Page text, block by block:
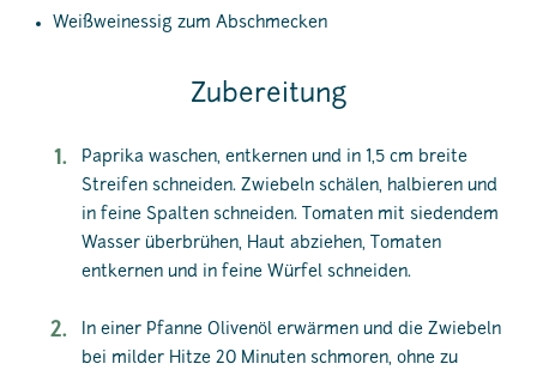
Weißweinessig zum Abschmecken
Zubereitung
Paprika waschen, entkernen und in 1,5 cm breite
Streifen schneiden. Zwiebeln schälen, halbieren und
in feine Spalten schneiden. Tomaten mit siedendem
Wasser überbrühen, Haut abziehen, Tomaten
entkernen und in feine Würfel schneiden.
In einer Pfanne Olivenöl erwärmen und die Zwiebeln
bei milder Hitze 20 Minuten schmoren, ohne zu